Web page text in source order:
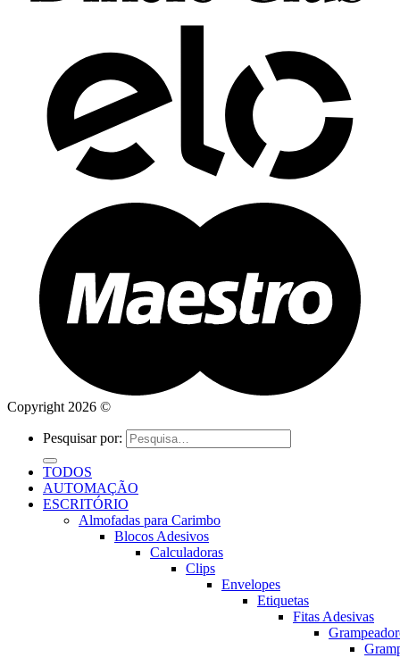
Copyright 2026 ©
Pesquisar por:
TODOS
AUTOMAÇÃO
ESCRITÓRIO
Almofadas para Carimbo
Blocos Adesivos
Calculadoras
Clips
Envelopes
Etiquetas
Fitas Adesivas